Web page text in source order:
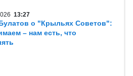
13:27
о "Крыльях Советов":
– нам есть, что